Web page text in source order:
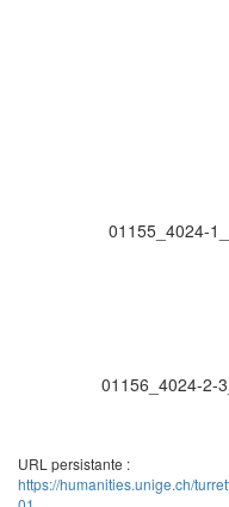
01155_4024-
01156_4024-2-
URL persistante :
https://humanities.unige.ch/